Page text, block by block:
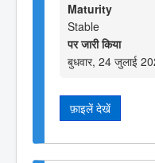
Maturity
Stable
पर जारी किया
बुधवार, 24 जुलाई
फ़ाइलें देखें